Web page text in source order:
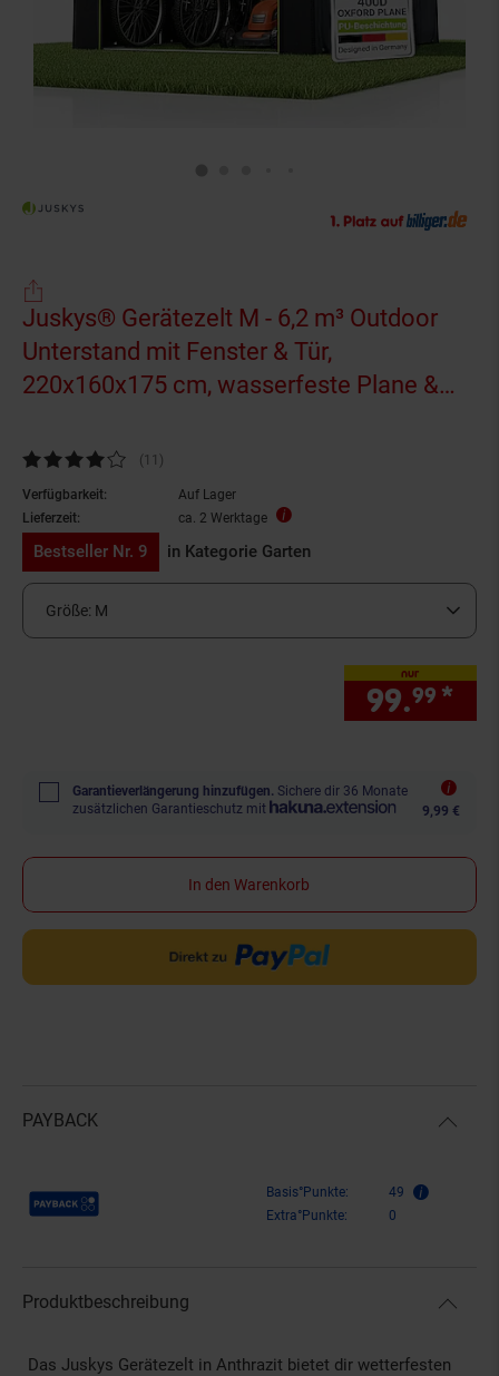
Juskys® Gerätezelt M - 6,2 m³ Outdoor
Unterstand mit Fenster & Tür,
220x160x175 cm, wasserfeste Plane &
Außenbereich
Kundenbewertung: 4 von 5 Sternen
(11 Kundenbewertungen
)
Verfügbarkeit:
Auf Lager
Lieferzeit:
ca. 2 Werktage
Bestseller Nr. 9 in Kategorie Garten
Größe: M
nur
99.99 *
Garantieverlängerung hinzufügen. Sichere dir 36 Monate
zusätzlichen Garantieschutz mit
9,99 €
In den Warenkorb
PAYBACK
Payback Punkte Basis°Punkte:
49
Extra°Punkte:
0
Produktbeschreibung
Das Juskys Gerätezelt in Anthrazit bietet dir wetterfesten